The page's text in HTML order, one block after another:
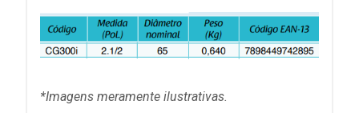
*Imagens meramente ilustrativas.